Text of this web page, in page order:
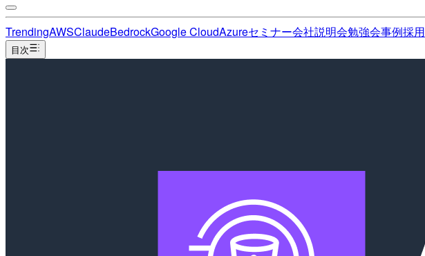
TrendingAWSClaudeBedrockGoogle CloudAzureセミナー会社説明会勉強会事例採用
目次